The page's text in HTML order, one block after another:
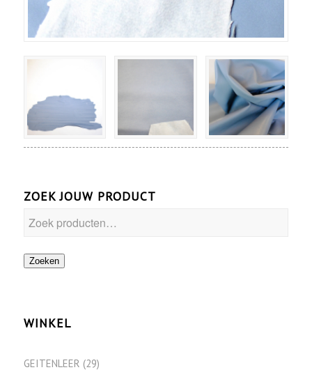
ZOEK JOUW PRODUCT
Zoeken
WINKEL
GEITENLEER (29)